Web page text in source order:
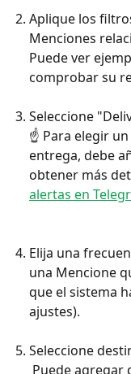
Aplique los
Menciones
Puede ver
comprobar su
Seleccione
☝️ Para elegir
entrega, debe
obtener más
alertas en
Elija una
una Mencione
que el sistema
ajustes).
Seleccione